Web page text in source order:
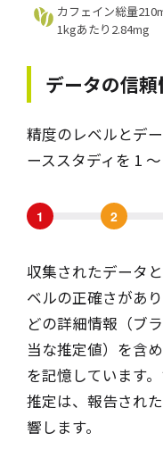
カフェイン総量
1kgあたり2.84mg
データの信頼
精度のレベルとデ
ーススタディを 1 ～
1 2
収集されたデータ
ベルの正確さがあ
どの詳細情報（ブ
当な推定値）を含
を記憶しています
推定は、報告され
響します。